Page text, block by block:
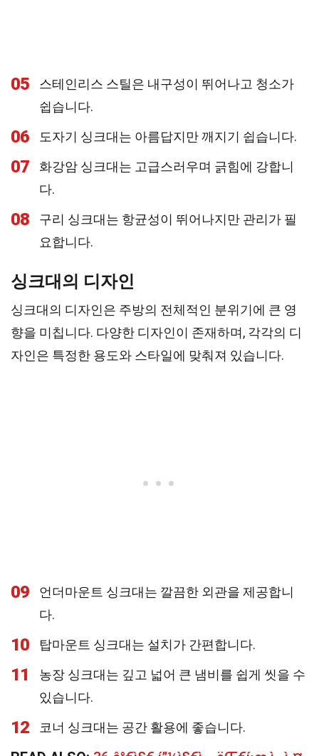
05
스테인리스 스틸은 내구성이 뛰어나고 청소가
쉽습니다.
06 도자기 싱크대는 아름답지만 깨지기 쉽습니다.
07
화강암 싱크대는 고급스러우며 긁힘에 강합니
다.
08
구리 싱크대는 항균성이 뛰어나지만 관리가 필
요합니다.
싱크대의 디자인
싱크대의 디자인은 주방의 전체적인 분위기에 큰 영
향을 미칩니다. 다양한 디자인이 존재하며, 각각의 디
자인은 특정한 용도와 스타일에 맞춰져 있습니다.
09
언더마운트 싱크대는 깔끔한 외관을 제공합니
다.
10 탑마운트 싱크대는 설치가 간편합니다.
11
농장 싱크대는 깊고 넓어 큰 냄비를 쉽게 씻을 수
있습니다.
12 코너 싱크대는 공간 활용에 좋습니다.